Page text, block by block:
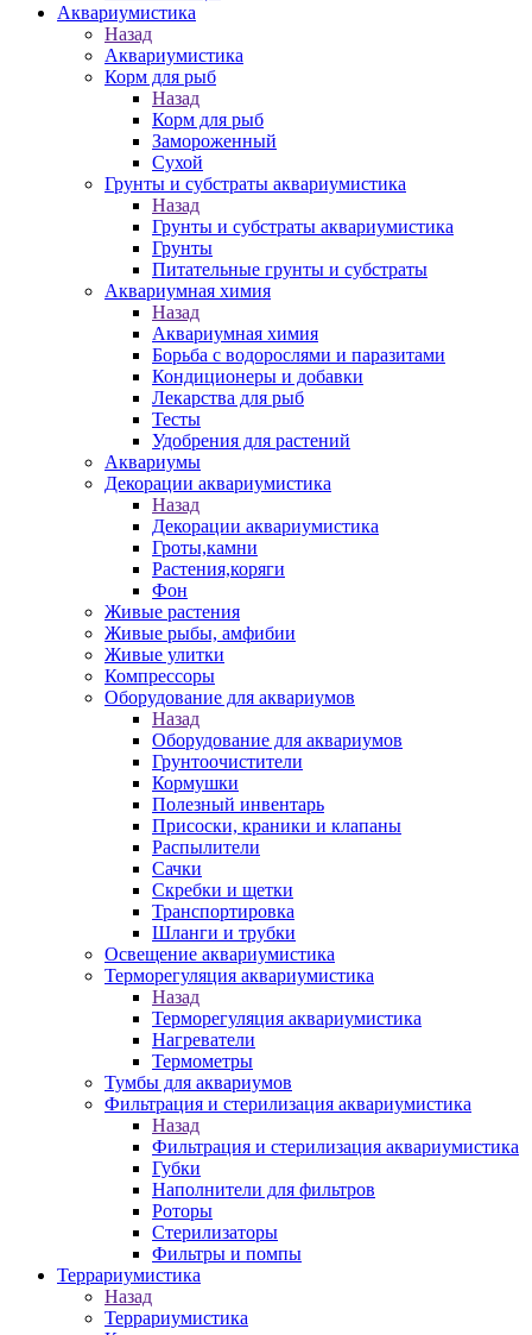
Аквариумистика
Назад
Аквариумистика
Корм для рыб
Назад
Корм для рыб
Замороженный
Сухой
Грунты и субстраты аквариумистика
Назад
Грунты и субстраты аквариумистика
Грунты
Питательные грунты и субстраты
Аквариумная химия
Назад
Аквариумная химия
Борьба с водорослями и паразитами
Кондиционеры и добавки
Лекарства для рыб
Тесты
Удобрения для растений
Аквариумы
Декорации аквариумистика
Назад
Декорации аквариумистика
Гроты,камни
Растения,коряги
Фон
Живые растения
Живые рыбы, амфибии
Живые улитки
Компрессоры
Оборудование для аквариумов
Назад
Оборудование для аквариумов
Грунтоочистители
Кормушки
Полезный инвентарь
Присоски, краники и клапаны
Распылители
Сачки
Скребки и щетки
Транспортировка
Шланги и трубки
Освещение аквариумистика
Терморегуляция аквариумистика
Назад
Терморегуляция аквариумистика
Нагреватели
Термометры
Тумбы для аквариумов
Фильтрация и стерилизация аквариумистика
Назад
Фильтрация и стерилизация аквариумистика
Губки
Наполнители для фильтров
Роторы
Стерилизаторы
Фильтры и помпы
Террариумистика
Назад
Террариумистика